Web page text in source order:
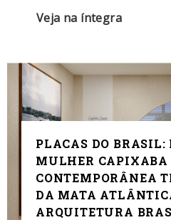
Veja na íntegra
PLACAS DO BRASIL:
MULHER CAPIXABA
CONTEMPORÂNEA
DA MATA
ARQUITETURA